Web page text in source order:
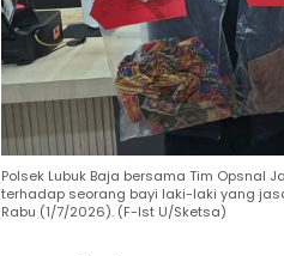
Polsek Lubuk Baja bersama Tim Opsnal
terhadap seorang bayi laki-laki yang
Rabu (1/7/2026). (F-Ist U/Sketsa)